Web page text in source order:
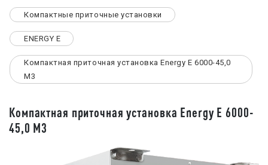
Компактные приточные установки
ENERGY E
Компактная приточная установка Energy E 6000-45,0
M3
Компактная приточная установка Energy E 6000-
45,0 M3